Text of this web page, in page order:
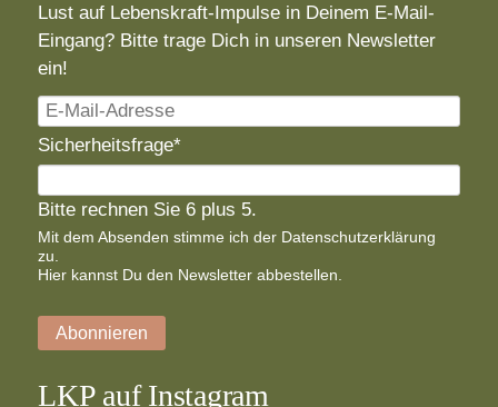
Lust auf Lebenskraft-Impulse in Deinem E-Mail-
Eingang? Bitte trage Dich in unseren Newsletter
ein!
E-
Mail-
Adresse
Pflichtfeld
Sicherheitsfrage*
Bitte rechnen Sie 6 plus 5.
Mit dem Absenden stimme ich der Datenschutzerklärung
zu.
Hier kannst Du den Newsletter abbestellen.
Abonnieren
LKP auf Instagram